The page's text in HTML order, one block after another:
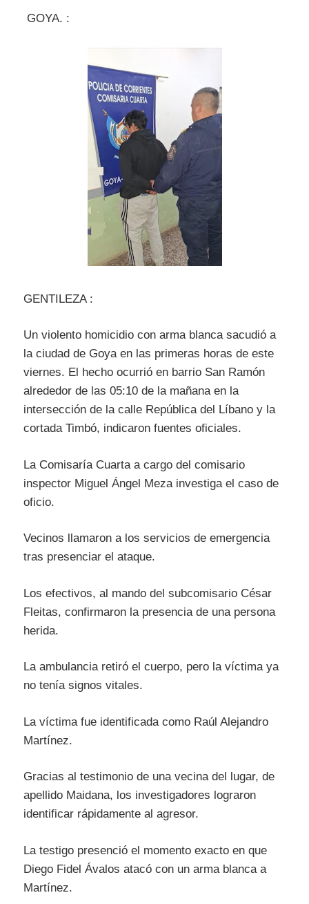
GOYA. :
GENTILEZA :
Un violento homicidio con arma blanca sacudió a
la ciudad de Goya en las primeras horas de este
viernes. El hecho ocurrió en barrio San Ramón
alrededor de las 05:10 de la mañana en la
intersección de la calle República del Líbano y la
cortada Timbó, indicaron fuentes oficiales.
La Comisaría Cuarta a cargo del comisario
inspector Miguel Ángel Meza investiga el caso de
oficio.
Vecinos llamaron a los servicios de emergencia
tras presenciar el ataque.
Los efectivos, al mando del subcomisario César
Fleitas, confirmaron la presencia de una persona
herida.
La ambulancia retiró el cuerpo, pero la víctima ya
no tenía signos vitales.
La víctima fue identificada como Raúl Alejandro
Martínez.
Gracias al testimonio de una vecina del lugar, de
apellido Maidana, los investigadores lograron
identificar rápidamente al agresor.
La testigo presenció el momento exacto en que
Diego Fidel Ávalos atacó con un arma blanca a
Martínez.